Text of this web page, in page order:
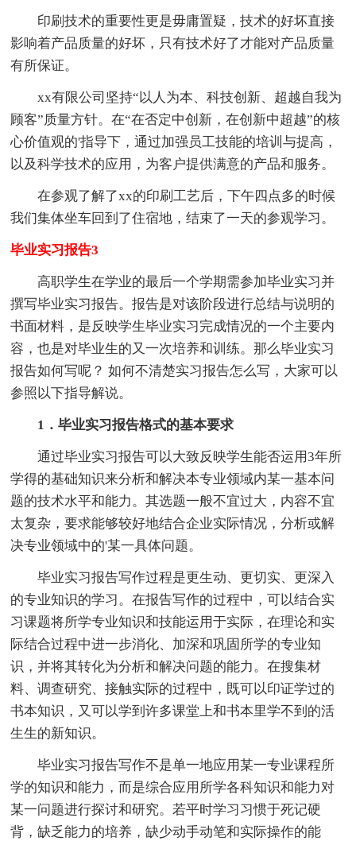
印刷技术的重要性更是毋庸置疑，技术的好坏直接
影响着产品质量的好坏，只有技术好了才能对产品质量
有所保证。
xx有限公司坚持“以人为本、科技创新、超越自我为
顾客”质量方针。在“在否定中创新，在创新中超越”的核
心价值观的'指导下，通过加强员工技能的培训与提高，
以及科学技术的应用，为客户提供满意的产品和服务。
在参观了解了xx的印刷工艺后，下午四点多的时候
我们集体坐车回到了住宿地，结束了一天的参观学习。
毕业实习报告3
高职学生在学业的最后一个学期需参加毕业实习并
撰写毕业实习报告。报告是对该阶段进行总结与说明的
书面材料，是反映学生毕业实习完成情况的一个主要内
容，也是对毕业生的又一次培养和训练。那么毕业实习
报告如何写呢？ 如何不清楚实习报告怎么写，大家可以
参照以下指导解说。
1．毕业实习报告格式的基本要求
通过毕业实习报告可以大致反映学生能否运用3年所
学得的基础知识来分析和解决本专业领域内某一基本问
题的技术水平和能力。其选题一般不宜过大，内容不宜
太复杂，要求能够较好地结合企业实际情况，分析或解
决专业领域中的'某一具体问题。
毕业实习报告写作过程是更生动、更切实、更深入
的专业知识的学习。在报告写作的过程中，可以结合实
习课题将所学专业知识和技能运用于实际，在理论和实
际结合过程中进一步消化、加深和巩固所学的专业知
识，并将其转化为分析和解决问题的能力。在搜集材
料、调查研究、接触实际的过程中，既可以印证学过的
书本知识，又可以学到许多课堂上和书本里学不到的活
生生的新知识。
毕业实习报告写作不是单一地应用某一专业课程所
学的知识和能力，而是综合应用所学各科知识和能力对
某一问题进行探讨和研究。若平时学习习惯于死记硬
背，缺乏能力的培养，缺少动手动笔和实际操作的能